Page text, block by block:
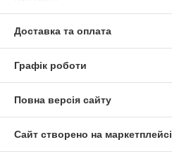
Доставка та оплата
Графік роботи
Повна версія сайту
Сайт створено на маркетплейсі